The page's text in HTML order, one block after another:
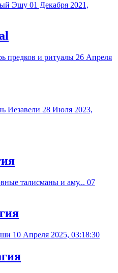
Эшу 01 Декабря 2021,
предков и ритуалы 26 Апреля
Иезавели 28 Июля 2023,
талисманы и аму... 07
10 Апреля 2025, 03:18:30